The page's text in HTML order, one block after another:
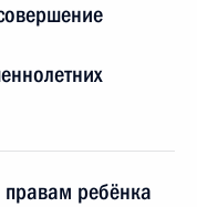
ребёнка